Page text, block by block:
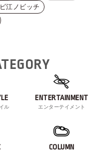
江ノビッチ
ル
ENTERTAINMENT
エンターテイメント
COLUMN